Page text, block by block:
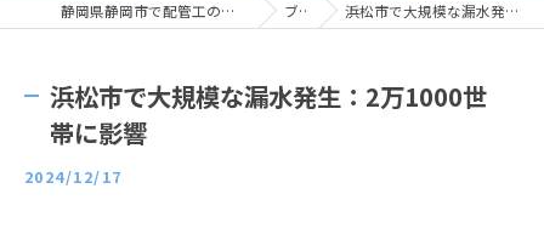
静岡県静岡市で配管工の求人なら有限会社長島設備 ブログ 浜松市で大規模な漏水発生：2万1000世帯に影響
浜松市で大規模な漏水発生：2万1000世
帯に影響
2024/12/17